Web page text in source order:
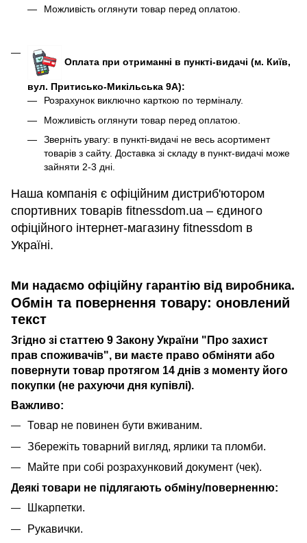
Можливість оглянути товар перед оплатою.
Оплата при отриманні в пункті-видачі (м. Київ,
вул. Притисько-Микільська 9А):
Розрахунок виключно карткою по терміналу.
Можливість оглянути товар перед оплатою.
Зверніть увагу: в пункті-видачі не весь асортимент
товарів з сайту. Доставка зі складу в пункт-видачі може
зайняти 2-3 дні.
Наша компанія є офіційним дистриб'ютором
спортивних товарів fitnessdom.ua – єдиного
офіційного інтернет-магазину fitnessdom в
Україні.
Ми надаємо офіційну гарантію від виробника.
Обмін та повернення товару: оновлений
текст
Згідно зі статтею 9 Закону України "Про захист
прав споживачів", ви маєте право обміняти або
повернути товар протягом 14 днів з моменту його
покупки (не рахуючи дня купівлі).
Важливо:
Товар не повинен бути вживаним.
Збережіть товарний вигляд, ярлики та пломби.
Майте при собі розрахунковий документ (чек).
Деякі товари не підлягають обміну/поверненню:
Шкарпетки.
Рукавички.